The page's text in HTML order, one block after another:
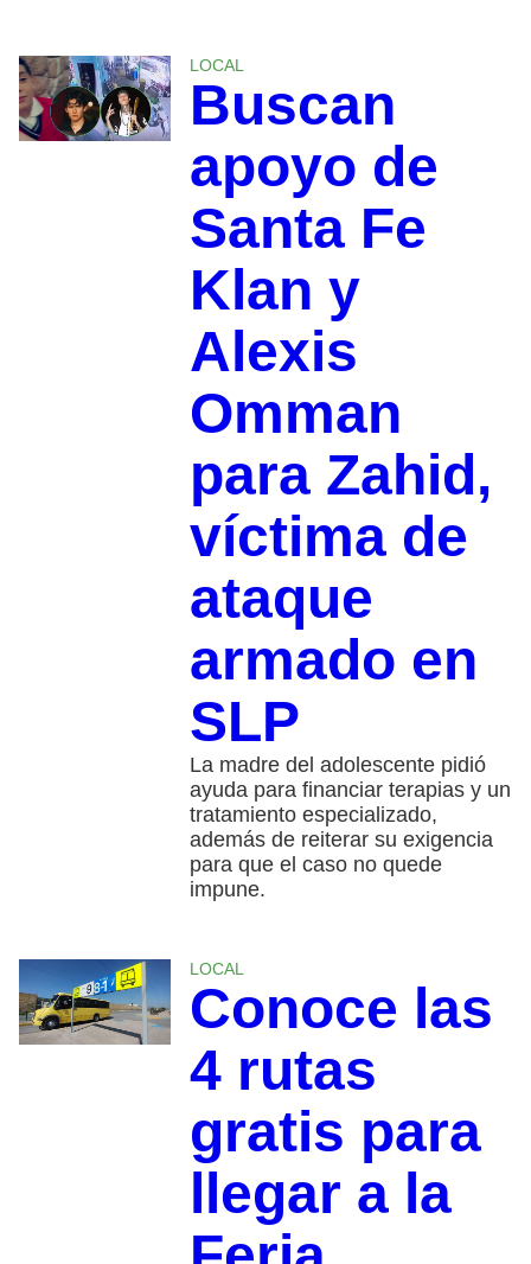
LOCAL
Buscan
apoyo de
Santa Fe
Klan y
Alexis
Omman
para Zahid,
víctima de
ataque
armado en
SLP
La madre del adolescente pidió
ayuda para financiar terapias y un
tratamiento especializado,
además de reiterar su exigencia
para que el caso no quede
impune.
LOCAL
Conoce las
4 rutas
gratis para
llegar a la